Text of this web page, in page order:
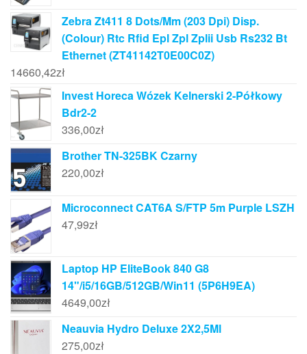
Zebra Zt411 8 Dots/Mm (203 Dpi) Disp.
(Colour) Rtc Rfid Epl Zpl Zplii Usb Rs232 Bt
Ethernet (ZT41142T0E00C0Z)
14660,42zł
Invest Horeca Wózek Kelnerski 2-Półkowy
Bdr2-2
336,00zł
Brother TN-325BK Czarny
220,00zł
Microconnect CAT6A S/FTP 5m Purple LSZH
47,99zł
Laptop HP EliteBook 840 G8
14"/i5/16GB/512GB/Win11 (5P6H9EA)
4649,00zł
Neauvia Hydro Deluxe 2X2,5Ml
275,00zł